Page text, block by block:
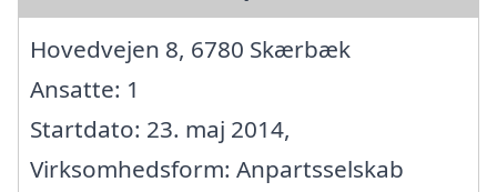
Hovedvejen 8, 6780 Skærbæk
Ansatte: 1
Startdato: 23. maj 2014,
Virksomhedsform: Anpartsselskab